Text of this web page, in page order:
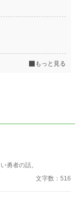
もっと見る
勇者の話。
文字数：516